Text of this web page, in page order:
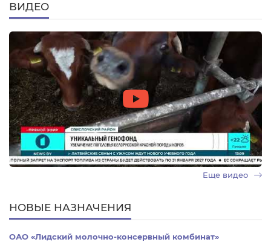
ВИДЕО
Еще видео
НОВЫЕ НАЗНАЧЕНИЯ
ОАО «Лидский молочно-консервный комбинат»